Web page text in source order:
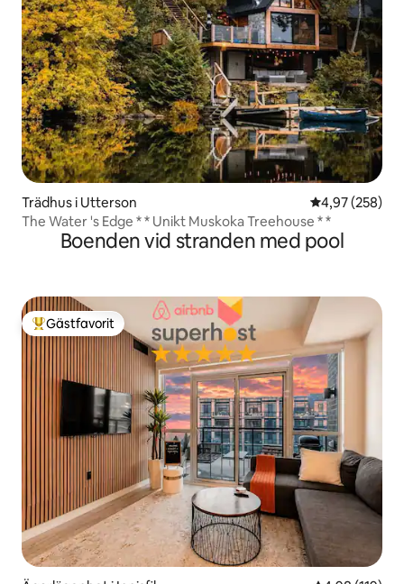
Trädhus i Utterson 4,97 av 5 i
4,97 (258)
The Water 's Edge * * Unikt Muskoka Treehouse * *
Boenden vid stranden med pool
Populär gästfavorit
Gästfavorit